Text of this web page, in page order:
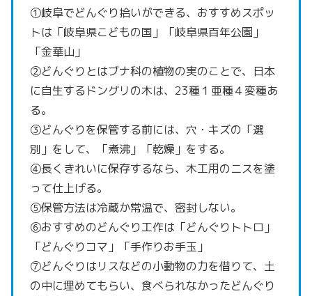
①岐阜でどんぐり拾いができる、おすすめスポッ
トは「岐阜県こどもの国」「岐阜県百年公園」
「金華山」
②どんぐりとはブナ科の植物の実のことで、日本
に自生するドングリの木は、23種１亜種４変種あ
る。
③どんぐりを保管する前には、穴・キズの「選
別」をして、「煮沸」「乾燥」をする。
④長くきれいに保存するなら、木工用のニスを塗
って仕上げる。
⑤保管方法は冷蔵か常温で、密封しない。
⑥おすすめのどんぐり工作は「どんぐりトトロ」
「どんぐりコマ」「手作りお手玉」
⑦どんぐりはリスなどの小動物の力を借りて、土
の中に埋めてもらい、食べられなかったどんぐり